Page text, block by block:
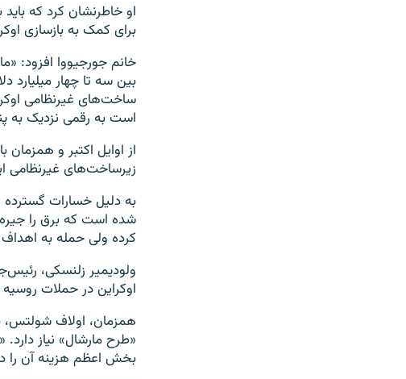
او خاطرنشان کرد که
برای کمک به بازسازی
خانم جورجیووا افزود:
بین سه تا چهار میلیارد
ساخت‌های غیرنظامی
است به رقمی نزدیک به
از اوایل اکتبر و
زیرساخت‌های غیرنظامی
به دلیل خسارات
شده است که برق را
کرده ولی حمله به
ولودیمیر زلنسکی،
اوکراین در حملات
همزمان، اولاف شولتس،
«طرح مارشال» نیاز
بخش اعظم هزینه آن را